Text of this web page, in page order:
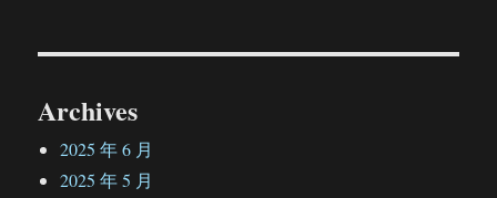
Archives
2025 年 6 月
2025 年 5 月